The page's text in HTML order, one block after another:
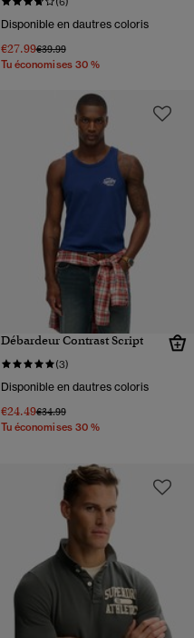
Disponible en dautres coloris
€27.99Prix réduit de
€39.99à
Tu économises 30 %
Débardeur Contrast Script
(3)
Disponible en dautres coloris
€24.49Prix réduit de
€34.99à
Tu économises 30 %